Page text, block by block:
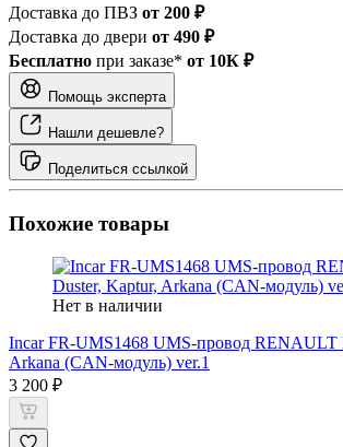
Доставка до ПВЗ от 200 ₽
Доставка до двери от 490 ₽
Бесплатно при заказе* от 10К ₽
Помощь эксперта
Нашли дешевле?
Поделиться ссылкой
Похожие товары
Нет в наличии
Incar FR-UMS1468 UMS-провод RENAULT
Arkana (CAN-модуль) ver.1
3 200 ₽